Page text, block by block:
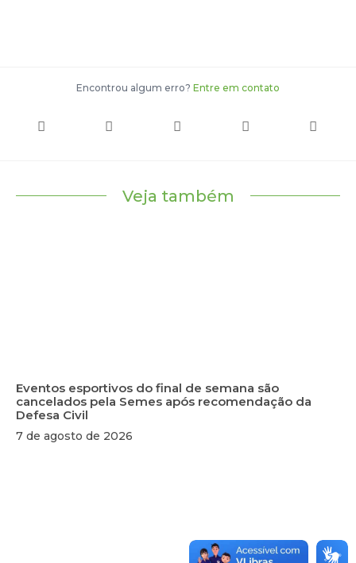
Encontrou algum erro? Entre em contato
Veja também
Eventos esportivos do final de semana são
cancelados pela Semes após recomendação da
Defesa Civil
7 de agosto de 2026